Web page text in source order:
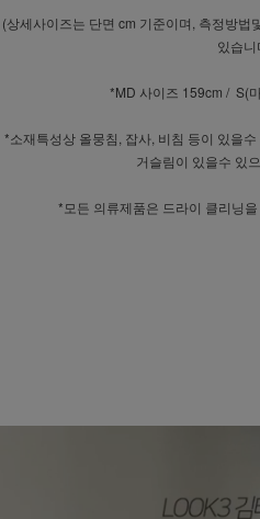
(상세사이즈는 단면 cm 기준이며, 측정방
있습니
*MD 사이즈 159cm / S(
*소재특성상 올뭉침, 잡사, 비침 등이 있을
거슬림이 있을수 있
*모든 의류제품은 드라이 클리닝